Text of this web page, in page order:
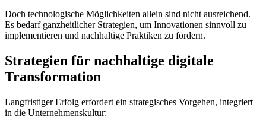
Doch technologische Möglichkeiten allein sind nicht ausreichend.
Es bedarf ganzheitlicher Strategien, um Innovationen sinnvoll zu
implementieren und nachhaltige Praktiken zu fördern.
Strategien für nachhaltige digitale
Transformation
Langfristiger Erfolg erfordert ein strategisches Vorgehen, integriert
in die Unternehmenskultur: